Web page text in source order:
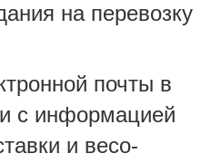
на перевозку
почты в
с информацией
и весо-